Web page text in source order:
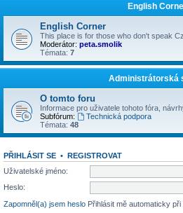
English
English Corner
This place is for those who don't speak
Moderátor: peta.smolik
Témata: 7
Administrátorská
O tomto foru
Informace pro uživatele tohoto fóra,
Subfórum:
Technická podpora
Témata: 48
PŘIHLÁSIT SE • REGISTROVAT
Uživatelské jméno:
Heslo:
Zapomněl(a) jsem heslo Přihlásit mě automaticky